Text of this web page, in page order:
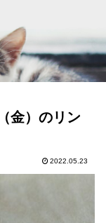
金）のリン
2022.05.23